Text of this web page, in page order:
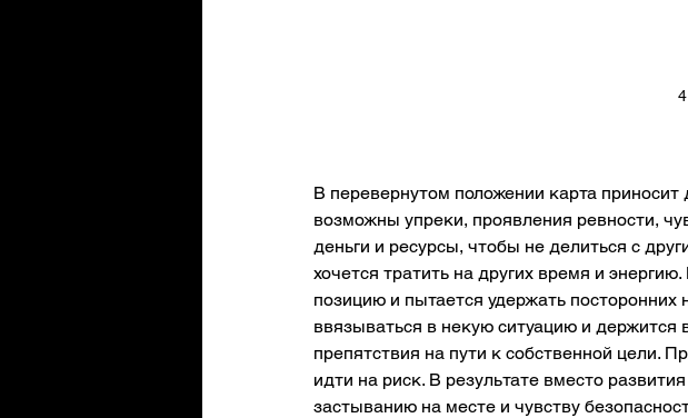
В перевернутом положении карта
возможны упреки, проявления ревности,
деньги и ресурсы, чтобы не делиться с
хочется тратить на других время и
позицию и пытается удержать
ввязываться в некую ситуацию и держится
препятствия на пути к собственной цели.
идти на риск. В результате вместо
застыванию на месте и чувству